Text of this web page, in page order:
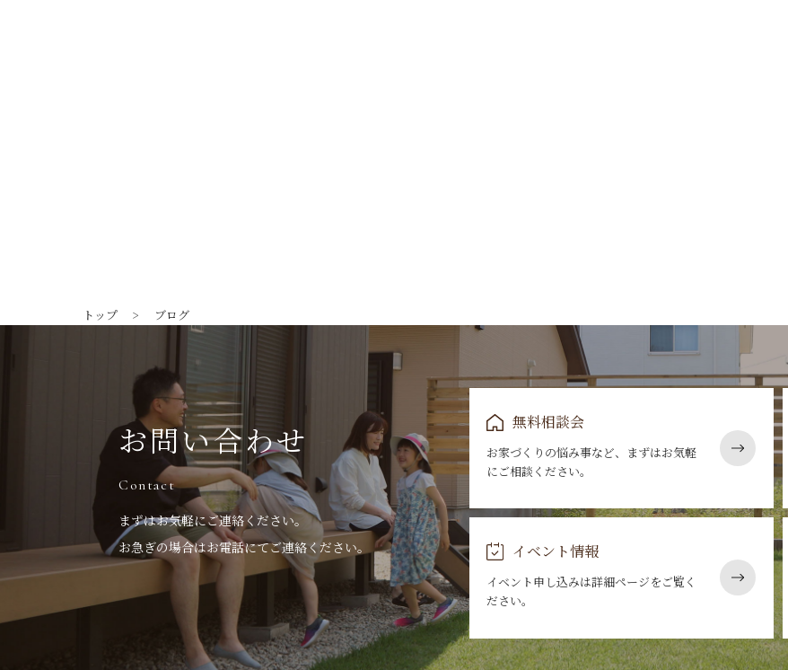
トップ ブログ
お問い合わせ
Contact
まずはお気軽にご連絡ください。
お急ぎの場合はお電話にてご連絡ください。
無料相談会
お家づくりの悩み事など、まずはお気軽
にご相談ください。
イベント情報
イベント申し込みは詳細ページをご覧く
ださい。